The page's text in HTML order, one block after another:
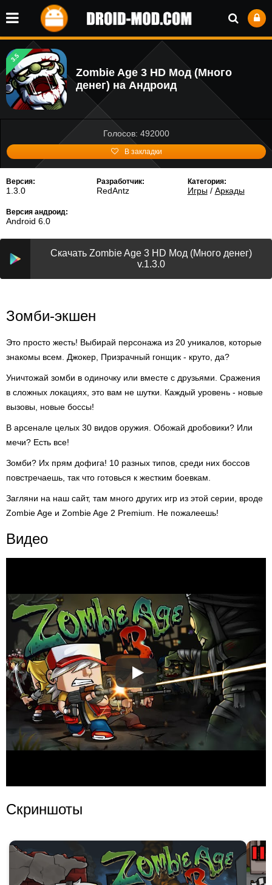
3.5
Zombie Age 3 HD Мод (Много
денег) на Андроид
Голосов: 492000
В закладки
Версия:
1.3.0
Разработчик:
RedAntz
Категория:
Игры/ Аркады
Версия андроид:
Android 6.0
Скачать Zombie Age 3 HD Мод (Много денег)
v.1.3.0
Зомби-экшен
Это просто жесть! Выбирай персонажа из 20 уникалов, которые
знакомы всем. Джокер, Призрачный гонщик - круто, да?
Уничтожай зомби в одиночку или вместе с друзьями. Сражения
в сложных локациях, это вам не шутки. Каждый уровень - новые
вызовы, новые боссы!
В арсенале целых 30 видов оружия. Обожай дробовики? Или
мечи? Есть все!
Зомби? Их прям дофига! 10 разных типов, среди них боссов
повстречаешь, так что готовься к жестким боевкам.
Загляни на наш сайт, там много других игр из этой серии, вроде
Zombie Age и Zombie Age 2 Premium. Не пожалеешь!
Видео
Скриншоты